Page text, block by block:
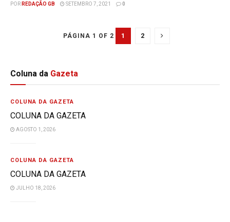
POR REDAÇÃO GB SETEMBRO 7, 2021 0
PÁGINA 1 OF 2 1 2
Coluna da Gazeta
COLUNA DA GAZETA
COLUNA DA GAZETA
AGOSTO 1, 2026
COLUNA DA GAZETA
COLUNA DA GAZETA
JULHO 18, 2026